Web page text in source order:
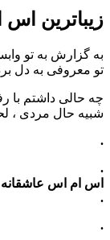
زیباترین
به گزارش به تو
تو معروفی به دل
چه حالی داشتم با
شبیه حال مردی ،
.
.
اس ام اس عاشقانه
.
.